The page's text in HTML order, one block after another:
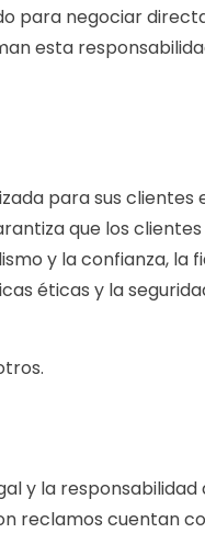
para negociar
esta
para sus clientes
que los clientes
y la confianza, la
éticas y la
y la
reclamos cuentan